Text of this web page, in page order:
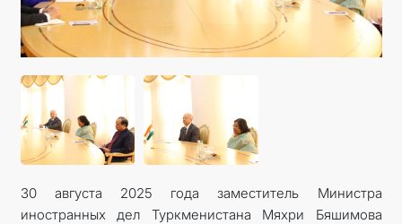
КОНТАКТНЫЕ ДАННЫЕ
30 августа 2025 года заместитель Министра
иностранных дел Туркменистана Мяхри Бяшимова